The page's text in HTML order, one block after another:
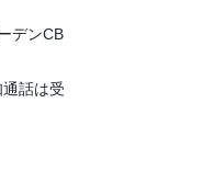
デンCB
話は受